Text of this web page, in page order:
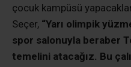
çocuk kampüsü
Seçer, “Yarı olimpik
spor salonuyla beraber
temelini atacağız. Bu